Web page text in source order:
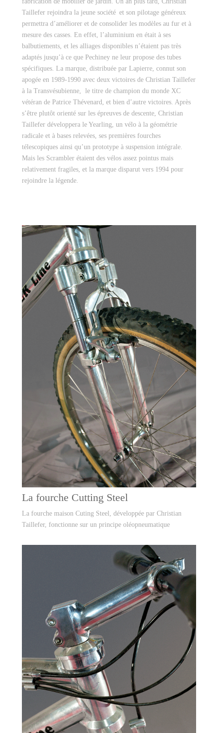
Taillefer rejoindra la jeune société et son pilotage généreux
permettra d’améliorer et de consolider les modèles au fur et à
mesure des casses. En effet, l’aluminium en était à ses
balbutiements, et les alliages disponibles n’étaient pas très
adaptés jusqu’à ce que Pechiney ne leur propose des tubes
spécifiques. La marque, distribuée par Lapierre, connut son
apogée en 1989-1990 avec deux victoires de Christian Taillefer
à la Transvésubienne, le titre de champion du monde XC
vétéran de Patrice Thévenard, et bien d’autre victoires. Après
s’être plutôt orienté sur les épreuves de descente, Christian
Taillefer développera le Yearling, un vélo à la géométrie
radicale et à bases relevées, ses premières fourches
télescopiques ainsi qu’un prototype à suspension intégrale.
Mais les Scrambler étaient des vélos assez pointus mais
relativement fragiles, et la marque disparut vers 1994 pour
rejoindre la légende.
La fourche Cutting Steel
La fourche maison Cuting Steel, développée par Christian
Taillefer, fonctionne sur un principe oléopneumatique